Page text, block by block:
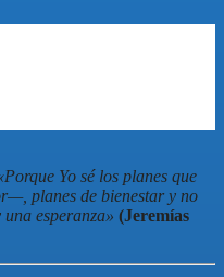
Yo sé los planes que
planes de bienestar y no
esperanza» (Jeremías